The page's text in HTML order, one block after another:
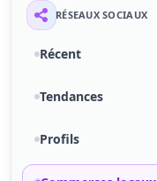
RÉSEAUX SOCIAUX
Récent
Tendances
Profils